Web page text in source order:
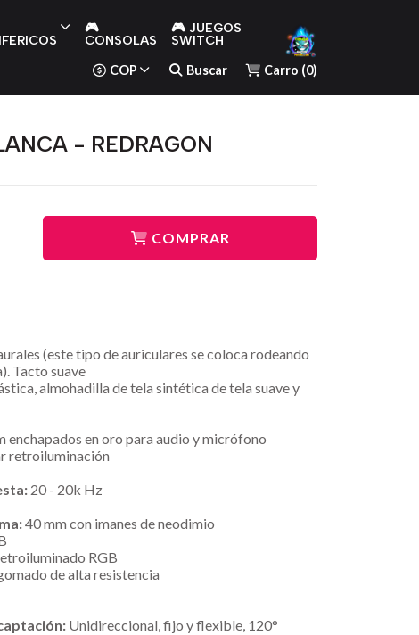
🎮
CONSOLAS
🎮 JUEGOS
SWITCH
COP Buscar Carro (0)
- REDRAGON
COMPRAR
(este tipo de auriculares se coloca rodeando
Tacto suave
almohadilla de tela sintética de tela suave y
enchapados en oro para audio y micrófono
retroiluminación
20 - 20k Hz
40 mm con imanes de neodimio
RGB
de alta resistencia
Unidireccional, fijo y flexible, 120°